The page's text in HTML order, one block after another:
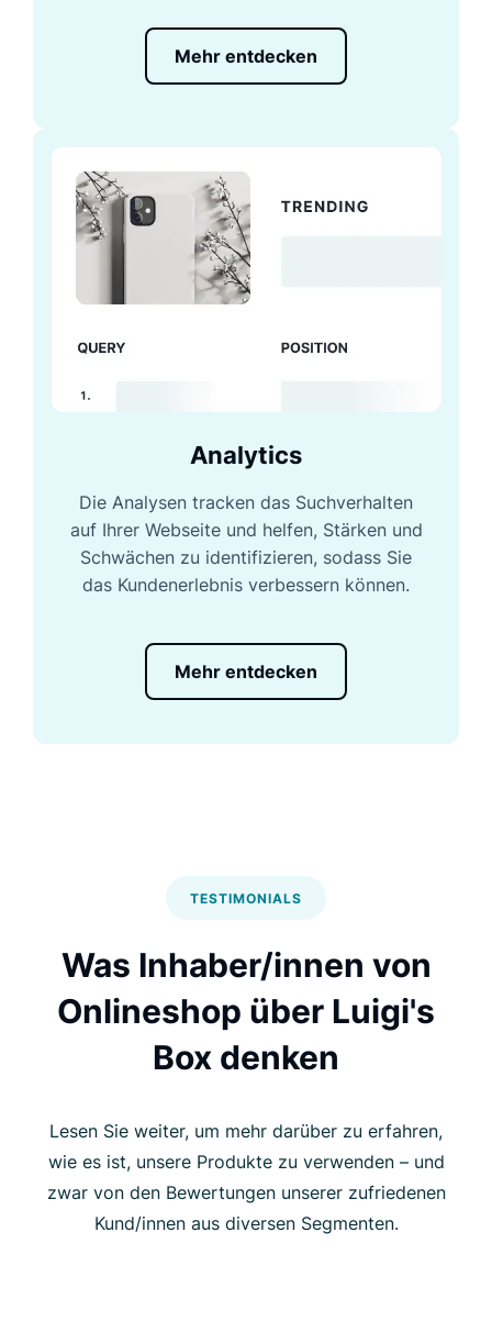
Mehr entdecken
Analytics
Die Analysen tracken das Suchverhalten
auf Ihrer Webseite und helfen, Stärken und
Schwächen zu identifizieren, sodass Sie
das Kundenerlebnis verbessern können.
Mehr entdecken
TESTIMONIALS
Was Inhaber/innen von
Onlineshop über Luigi's
Box denken
Lesen Sie weiter, um mehr darüber zu erfahren,
wie es ist, unsere Produkte zu verwenden – und
zwar von den Bewertungen unserer zufriedenen
Kund/innen aus diversen Segmenten.